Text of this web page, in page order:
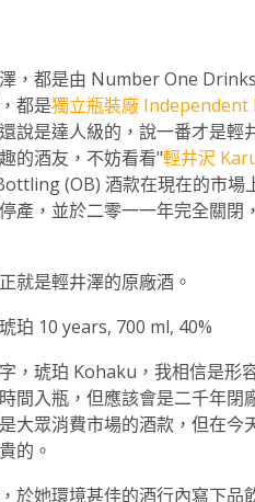
，都是由 Number One
都是獨立瓶裝廠
說是達人級的，說一番才是輕
的酒友，不妨看看"輕井沢
(OB) 酒款在現在的市場
產，並於二零一一年完全關閉
就是輕井澤的原廠酒。
珀 10 years, 700 ml, 40%
，琥珀 Kohaku，我相信是形
間入瓶，但應該會是二千年閉
大眾消費市場的酒款，但在今
的。
於她環境甚佳的酒行內寫下品